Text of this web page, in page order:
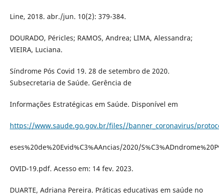
Line, 2018. abr./jun. 10(2): 379-384.
DOURADO, Péricles; RAMOS, Andrea; LIMA, Alessandra;
VIEIRA, Luciana.
Síndrome Pós Covid 19. 28 de setembro de 2020.
Subsecretaria de Saúde. Gerência de
Informações Estratégicas em Saúde. Disponível em
https://www.saude.go.gov.br/files//banner_coronavirus/
eses%20de%20Evid%C3%AAncias/2020/
OVID-19.pdf. Acesso em: 14 fev. 2023.
DUARTE, Adriana Pereira. Práticas educativas em saúde no